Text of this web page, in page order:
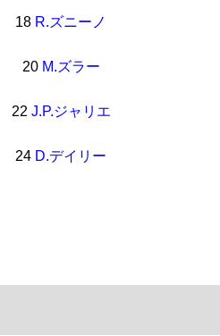
18 R.ズニーノ
20 M.ズラー
22 J.P.ジャリエ
24 D.デイリー